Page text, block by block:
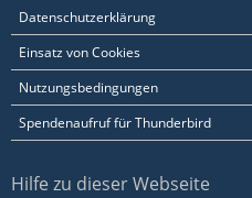
Datenschutzerklärung
Einsatz von Cookies
Nutzungsbedingungen
Spendenaufruf für Thunderbird
Hilfe zu dieser Webseite